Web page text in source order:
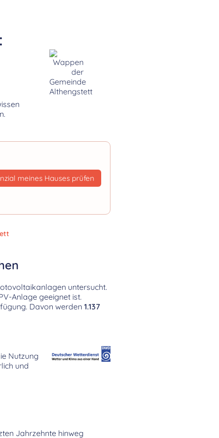
meines Hauses prüfen
untersucht.
Anlage geeignet ist.
Davon werden 1.137
Nutzung
und
Jahrzehnte hinweg